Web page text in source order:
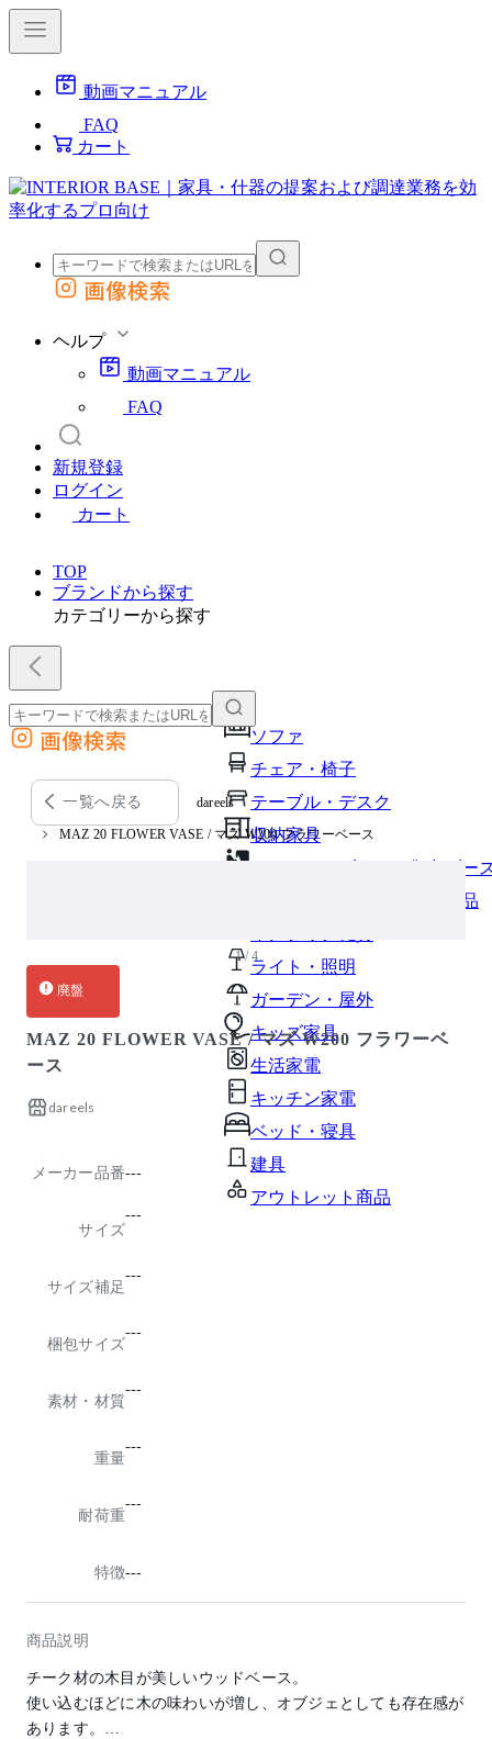
動画マニュアル
FAQ
カート
外部サイトの商品をカートに追加
画像検索
ヘルプ
動画マニュアル
FAQ
新規登録
ログイン
カート
TOP
ブランドから探す
カテゴリーから探す
ソファ
チェア・椅子
テーブル・デスク
収納家具
パーソナルブース・集中ブー
オフィスアクセサリー・備品
ライト・照明
ガーデン・屋外
キッズ家具
生活家電
キッチン家電
ベッド・寝具
建具
アウトレット商品
外部サイトの商品をカートに追加
他のサイトで見つけた商品ページのURLを貼り付けて、カートに追加できます
画像検索
一覧へ戻る dareels
MAZ 20 FLOWER VASE / マズ W200 フラワーベース
1 / 4
廃盤
MAZ 20 FLOWER VASE / マズ W200 フラワーベ
ース
dareels
メーカー品番---
サイズ
---
サイズ補足
---
梱包サイズ
---
素材・材質
---
重量
---
耐荷重
---
特徴---
商品説明
チーク材の木目が美しいウッドベース。
使い込むほどに木の味わいが増し、オブジェとしても存在感が
あります。